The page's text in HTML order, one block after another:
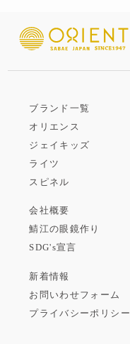
ブランド一覧
オリエンス
ジェイキッズ
ライツ
スピネル
会社概要
鯖江の眼鏡作り
SDG's宣言
新着情報
お問いわせフォーム
プライバシーポリシー